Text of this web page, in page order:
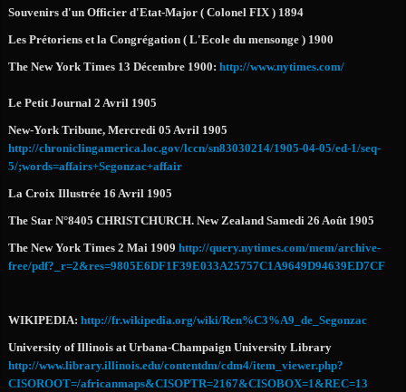
Souvenirs d'un Officier d'Etat-Major ( Colonel FIX ) 1894
Les Prétoriens et la Congrégation ( L'Ecole du mensonge ) 1900
The New York Times 13 Décembre 1900: http://www.nytimes.com/
Le Petit Journal 2 Avril 1905
New-York Tribune, Mercredi 05 Avril 1905
http://chroniclingamerica.loc.gov/lccn/sn83030214/1905-04-05/ed-1/seq-
5/;words=affairs+Segonzac+affair
La Croix Illustrée 16 Avril 1905
The Star N°8405 CHRISTCHURCH. New Zealand Samedi 26 Août 1905
The New York Times 2 Mai 1909 http://query.nytimes.com/mem/archive-
free/pdf?_r=2&res=9805E6DF1F39E033A25757C1A9649D94639ED7CF
WIKIPEDIA: http://fr.wikipedia.org/wiki/Ren%C3%A9_de_Segonzac
University of Illinois at Urbana-Champaign University Library
http://www.library.illinois.edu/contentdm/cdm4/item_viewer.php?
CISOROOT=/africanmaps&CISOPTR=2167&CISOBOX=1&REC=13